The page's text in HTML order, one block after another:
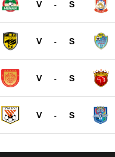
V - S
V - S
V - S
V - S